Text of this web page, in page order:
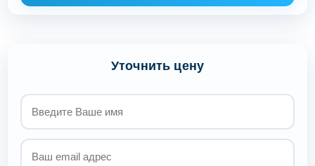
Уточнить цену